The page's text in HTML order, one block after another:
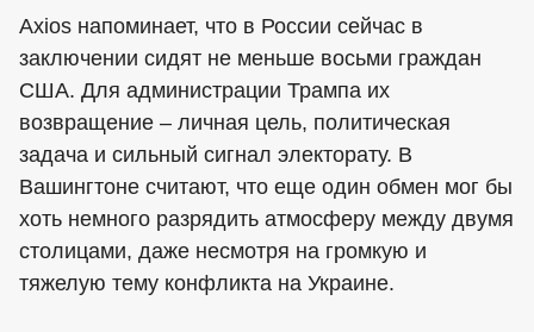
Axios напоминает, что в России сейчас в
заключении сидят не меньше восьми граждан
США. Для администрации Трампа их
возвращение – личная цель, политическая
задача и сильный сигнал электорату. В
Вашингтоне считают, что еще один обмен мог бы
хоть немного разрядить атмосферу между двумя
столицами, даже несмотря на громкую и
тяжелую тему конфликта на Украине.